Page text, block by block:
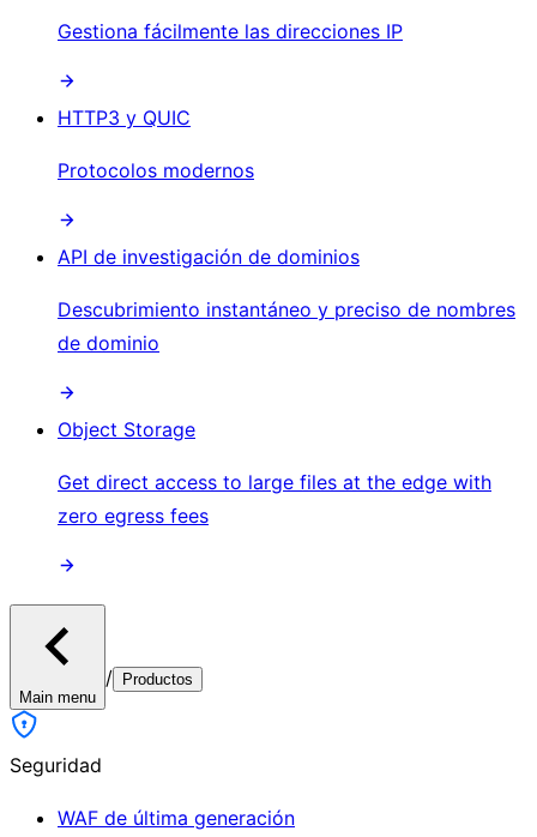
Gestiona fácilmente las direcciones IP
HTTP3 y QUIC
Protocolos modernos
API de investigación de dominios
Descubrimiento instantáneo y preciso de nombres
de dominio
Object Storage
Get direct access to large files at the edge with
zero egress fees
Main menu
/ Productos
Seguridad
WAF de última generación